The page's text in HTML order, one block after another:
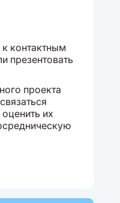
контактным
презентовать
проекта
их